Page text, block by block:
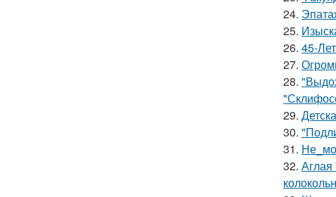
24.
25.
26. 45-
27.
28.
29.
30.
31.
32.